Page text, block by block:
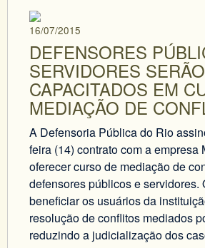
16/07/2015
DEFENSORES
SERVIDORES SERÃO
CAPACITADOS EM
MEDIAÇÃO DE
A Defensoria Pública do Rio
feira (14) contrato com a empresa
oferecer curso de mediação de
defensores públicos e servidores.
beneficiar os usuários da
resolução de conflitos mediados
reduzindo a judicialização dos